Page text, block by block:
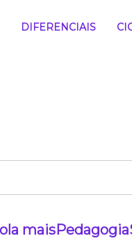
DIFERENCIAIS
maisPedagogia